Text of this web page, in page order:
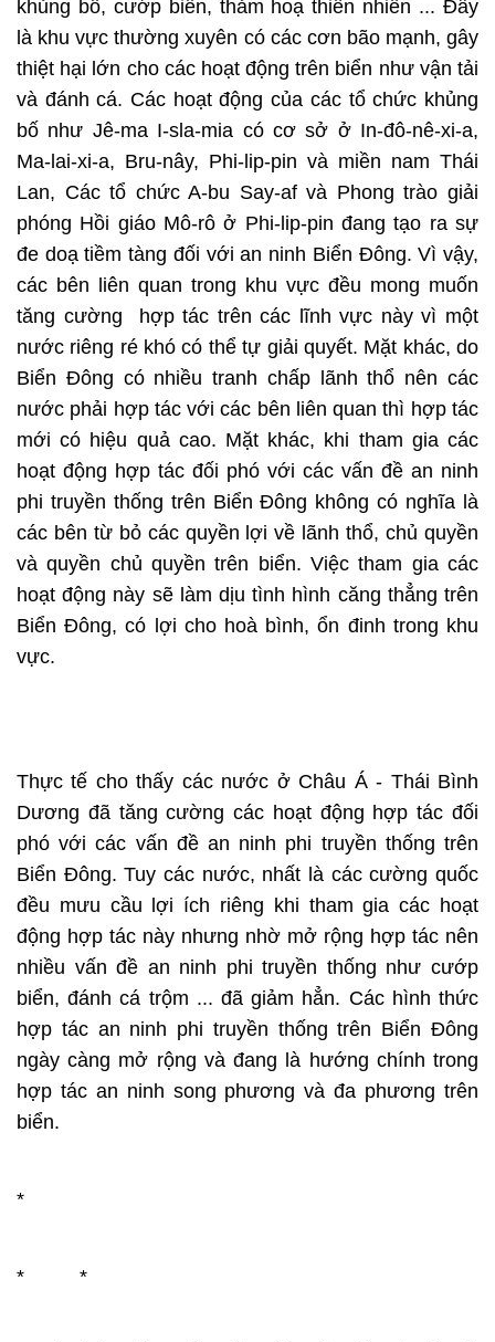
khủng bố, cướp biển, thảm hoạ thiên nhiên ... Đây
là khu vực thường xuyên có các cơn bão mạnh, gây
thiệt hại lớn cho các hoạt động trên biển như vận tải
và đánh cá. Các hoạt động của các tổ chức khủng
bố như Jê-ma I-sla-mia có cơ sở ở In-đô-nê-xi-a,
Ma-lai-xi-a, Bru-nây, Phi-lip-pin và miền nam Thái
Lan, Các tổ chức A-bu Say-af và Phong trào giải
phóng Hồi giáo Mô-rô ở Phi-lip-pin đang tạo ra sự
đe doạ tiềm tàng đối với an ninh Biển Đông. Vì vậy,
các bên liên quan trong khu vực đều mong muốn
tăng cường hợp tác trên các lĩnh vực này vì một
nước riêng ré khó có thể tự giải quyết. Mặt khác, do
Biển Đông có nhiều tranh chấp lãnh thổ nên các
nước phải hợp tác với các bên liên quan thì hợp tác
mới có hiệu quả cao. Mặt khác, khi tham gia các
hoạt động hợp tác đối phó với các vấn đề an ninh
phi truyền thống trên Biển Đông không có nghĩa là
các bên từ bỏ các quyền lợi về lãnh thổ, chủ quyền
và quyền chủ quyền trên biển. Việc tham gia các
hoạt động này sẽ làm dịu tình hình căng thẳng trên
Biển Đông, có lợi cho hoà bình, ổn đinh trong khu
vực.
Thực tế cho thấy các nước ở Châu Á - Thái Bình
Dương đã tăng cường các hoạt động hợp tác đối
phó với các vấn đề an ninh phi truyền thống trên
Biển Đông. Tuy các nước, nhất là các cường quốc
đều mưu cầu lợi ích riêng khi tham gia các hoạt
động hợp tác này nhưng nhờ mở rộng hợp tác nên
nhiều vấn đề an ninh phi truyền thống như cướp
biển, đánh cá trộm ... đã giảm hẳn. Các hình thức
hợp tác an ninh phi truyền thống trên Biển Đông
ngày càng mở rộng và đang là hướng chính trong
hợp tác an ninh song phương và đa phương trên
biển.
*
* *